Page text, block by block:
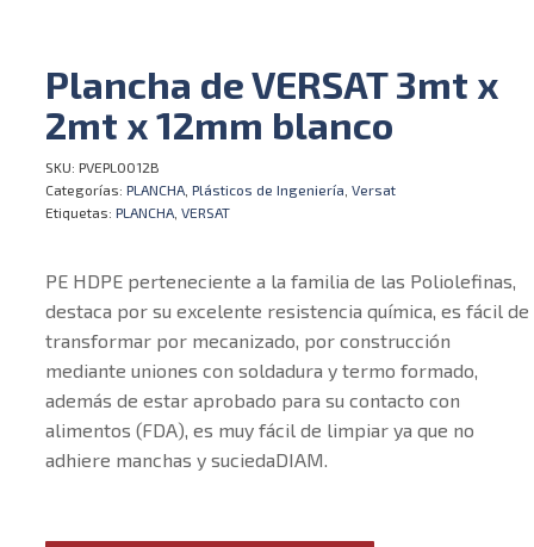
Plancha de VERSAT 3mt x
2mt x 12mm blanco
SKU: PVEPL0012B
Categorías: PLANCHA Plásticos de Ingeniería Versat
Etiquetas: PLANCHA VERSAT
PE HDPE perteneciente a la familia de las Poliolefinas,
destaca por su excelente resistencia química, es fácil de
transformar por mecanizado, por construcción
mediante uniones con soldadura y termo formado,
además de estar aprobado para su contacto con
alimentos (FDA), es muy fácil de limpiar ya que no
adhiere manchas y suciedaDIAM.